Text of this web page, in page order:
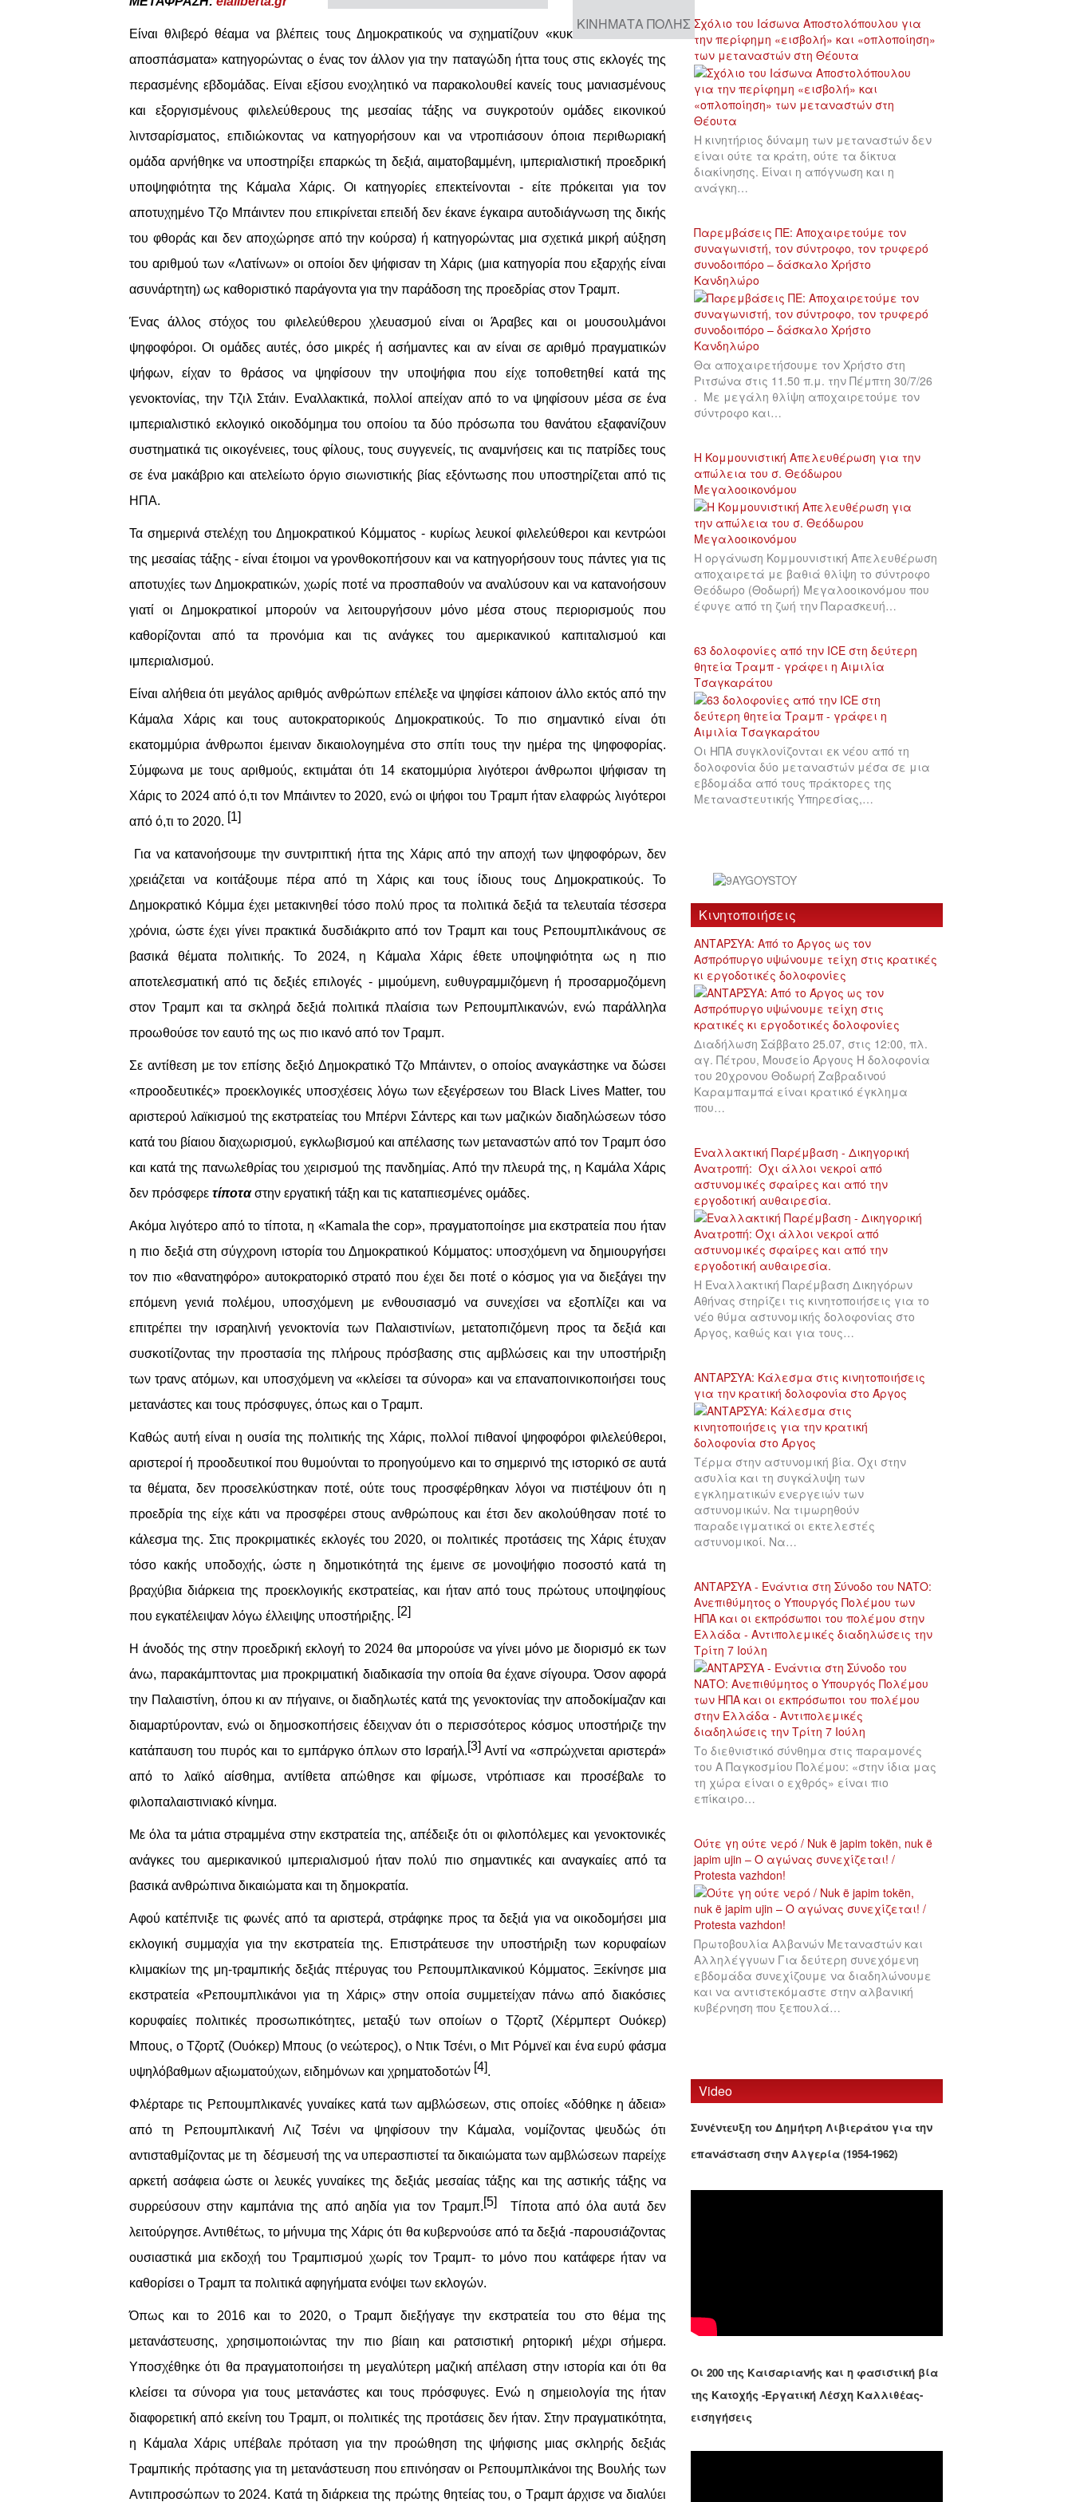
ΚΙΝΉΜΑΤΑ ΠΌΛΗΣ
Είναι θλιβερό θέαμα να βλέπεις τους Δημοκρατικούς να σχηματίζουν «κυκλικά εκτελεστικά
αποσπάσματα» κατηγορώντας ο ένας τον άλλον για την παταγώδη ήττα τους στις εκλογές της
περασμένης εβδομάδας. Είναι εξίσου ενοχλητικό να παρακολουθεί κανείς τους μανιασμένους
και εξοργισμένους φιλελεύθερους της μεσαίας τάξης να συγκροτούν ομάδες εικονικού
λιντσαρίσματος, επιδιώκοντας να κατηγορήσουν και να ντροπιάσουν όποια περιθωριακή
ομάδα αρνήθηκε να υποστηρίξει επαρκώς τη δεξιά, αιματοβαμμένη, ιμπεριαλιστική προεδρική
υποψηφιότητα της Κάμαλα Χάρις. Οι κατηγορίες επεκτείνονται - είτε πρόκειται για τον
αποτυχημένο Τζο Μπάιντεν που επικρίνεται επειδή δεν έκανε έγκαιρα αυτοδιάγνωση της δικής
του φθοράς και δεν αποχώρησε από την κούρσα) ή κατηγορώντας μια σχετικά μικρή αύξηση
του αριθμού των «Λατίνων» οι οποίοι δεν ψήφισαν τη Χάρις (μια κατηγορία που εξαρχής είναι
ασυνάρτητη) ως καθοριστικό παράγοντα για την παράδοση της προεδρίας στον Τραμπ.
Ένας άλλος στόχος του φιλελεύθερου χλευασμού είναι οι Άραβες και οι μουσουλμάνοι
ψηφοφόροι. Οι ομάδες αυτές, όσο μικρές ή ασήμαντες και αν είναι σε αριθμό πραγματικών
ψήφων, είχαν το θράσος να ψηφίσουν την υποψήφια που είχε τοποθετηθεί κατά της
γενοκτονίας, την Τζιλ Στάιν. Εναλλακτικά, πολλοί απείχαν από το να ψηφίσουν μέσα σε ένα
ιμπεριαλιστικό εκλογικό οικοδόμημα του οποίου τα δύο πρόσωπα του θανάτου εξαφανίζουν
συστηματικά τις οικογένειες, τους φίλους, τους συγγενείς, τις αναμνήσεις και τις πατρίδες τους
σε ένα μακάβριο και ατελείωτο όργιο σιωνιστικής βίας εξόντωσης που υποστηρίζεται από τις
ΗΠΑ.
Τα σημερινά στελέχη του Δημοκρατικού Κόμματος - κυρίως λευκοί φιλελεύθεροι και κεντρώοι
της μεσαίας τάξης - είναι έτοιμοι να γρονθοκοπήσουν και να κατηγορήσουν τους πάντες για τις
αποτυχίες των Δημοκρατικών, χωρίς ποτέ να προσπαθούν να αναλύσουν και να κατανοήσουν
γιατί οι Δημοκρατικοί μπορούν να λειτουργήσουν μόνο μέσα στους περιορισμούς που
καθορίζονται από τα προνόμια και τις ανάγκες του αμερικανικού καπιταλισμού και
ιμπεριαλισμού.
Είναι αλήθεια ότι μεγάλος αριθμός ανθρώπων επέλεξε να ψηφίσει κάποιον άλλο εκτός από την
Κάμαλα Χάρις και τους αυτοκρατορικούς Δημοκρατικούς. Το πιο σημαντικό είναι ότι
εκατομμύρια άνθρωποι έμειναν δικαιολογημένα στο σπίτι τους την ημέρα της ψηφοφορίας.
Σύμφωνα με τους αριθμούς, εκτιμάται ότι 14 εκατομμύρια λιγότεροι άνθρωποι ψήφισαν τη
Χάρις το 2024 από ό,τι τον Μπάιντεν το 2020, ενώ οι ψήφοι του Τραμπ ήταν ελαφρώς λιγότεροι
από ό,τι το 2020. [1]
Για να κατανοήσουμε την συντριπτική ήττα της Χάρις από την αποχή των ψηφοφόρων, δεν
χρειάζεται να κοιτάξουμε πέρα από τη Χάρις και τους ίδιους τους Δημοκρατικούς. Το
Δημοκρατικό Κόμμα έχει μετακινηθεί τόσο πολύ προς τα πολιτικά δεξιά τα τελευταία τέσσερα
χρόνια, ώστε έχει γίνει πρακτικά δυσδιάκριτο από τον Τραμπ και τους Ρεπουμπλικάνους σε
βασικά θέματα πολιτικής. Το 2024, η Κάμαλα Χάρις έθετε υποψηφιότητα ως η πιο
αποτελεσματική από τις δεξιές επιλογές - μιμούμενη, ευθυγραμμιζόμενη ή προσαρμοζόμενη
στον Τραμπ και τα σκληρά δεξιά πολιτικά πλαίσια των Ρεπουμπλικανών, ενώ παράλληλα
προωθούσε τον εαυτό της ως πιο ικανό από τον Τραμπ.
Σε αντίθεση με τον επίσης δεξιό Δημοκρατικό Τζο Μπάιντεν, ο οποίος αναγκάστηκε να δώσει
«προοδευτικές» προεκλογικές υποσχέσεις λόγω των εξεγέρσεων του Black Lives Matter, του
αριστερού λαϊκισμού της εκστρατείας του Μπέρνι Σάντερς και των μαζικών διαδηλώσεων τόσο
κατά του βίαιου διαχωρισμού, εγκλωβισμού και απέλασης των μεταναστών από τον Τραμπ όσο
και κατά της πανωλεθρίας του χειρισμού της πανδημίας. Από την πλευρά της, η Καμάλα Χάρις
δεν πρόσφερε τίποταστην εργατική τάξη και τις καταπιεσμένες ομάδες.
Ακόμα λιγότερο από το τίποτα, η «Kamala the cop», πραγματοποίησε μια εκστρατεία που ήταν
η πιο δεξιά στη σύγχρονη ιστορία του Δημοκρατικού Κόμματος: υποσχόμενη να δημιουργήσει
τον πιο «θανατηφόρο» αυτοκρατορικό στρατό που έχει δει ποτέ ο κόσμος για να διεξάγει την
επόμενη γενιά πολέμου, υποσχόμενη με ενθουσιασμό να συνεχίσει να εξοπλίζει και να
επιτρέπει την ισραηλινή γενοκτονία των Παλαιστινίων, μετατοπιζόμενη προς τα δεξιά και
συσκοτίζοντας την προστασία της πλήρους πρόσβασης στις αμβλώσεις και την υποστήριξη
των τρανς ατόμων, και υποσχόμενη να «κλείσει τα σύνορα» και να επαναποινικοποιήσει τους
μετανάστες και τους πρόσφυγες, όπως και ο Τραμπ.
Καθώς αυτή είναι η ουσία της πολιτικής της Χάρις, πολλοί πιθανοί ψηφοφόροι φιλελεύθεροι,
αριστεροί ή προοδευτικοί που θυμούνται το προηγούμενο και το σημερινό της ιστορικό σε αυτά
τα θέματα, δεν προσελκύστηκαν ποτέ, ούτε τους προσφέρθηκαν λόγοι να πιστέψουν ότι η
προεδρία της είχε κάτι να προσφέρει στους ανθρώπους και έτσι δεν ακολούθησαν ποτέ το
κάλεσμα της. Στις προκριματικές εκλογές του 2020, οι πολιτικές προτάσεις της Χάρις έτυχαν
τόσο κακής υποδοχής, ώστε η δημοτικότητά της έμεινε σε μονοψήφιο ποσοστό κατά τη
βραχύβια διάρκεια της προεκλογικής εκστρατείας, και ήταν από τους πρώτους υποψηφίους
που εγκατέλειψαν λόγω έλλειψης υποστήριξης. [2]
Η άνοδός της στην προεδρική εκλογή το 2024 θα μπορούσε να γίνει μόνο με διορισμό εκ των
άνω, παρακάμπτοντας μια προκριματική διαδικασία την οποία θα έχανε σίγουρα. Όσον αφορά
την Παλαιστίνη, όπου κι αν πήγαινε, οι διαδηλωτές κατά της γενοκτονίας την αποδοκίμαζαν και
διαμαρτύρονταν, ενώ οι δημοσκοπήσεις έδειχναν ότι ο περισσότερος κόσμος υποστήριζε την
κατάπαυση του πυρός και το εμπάργκο όπλων στο Ισραήλ.[3] Αντί να «σπρώχνεται αριστερά»
από το λαϊκό αίσθημα, αντίθετα απώθησε και φίμωσε, ντρόπιασε και προσέβαλε το
φιλοπαλαιστινιακό κίνημα.
Με όλα τα μάτια στραμμένα στην εκστρατεία της, απέδειξε ότι οι φιλοπόλεμες και γενοκτονικές
ανάγκες του αμερικανικού ιμπεριαλισμού ήταν πολύ πιο σημαντικές και αναγκαίες από τα
βασικά ανθρώπινα δικαιώματα και τη δημοκρατία.
Αφού κατέπνιξε τις φωνές από τα αριστερά, στράφηκε προς τα δεξιά για να οικοδομήσει μια
εκλογική συμμαχία για την εκστρατεία της. Επιστράτευσε την υποστήριξη των κορυφαίων
κλιμακίων της μη-τραμπικής δεξιάς πτέρυγας του Ρεπουμπλικανικού Κόμματος. Ξεκίνησε μια
εκστρατεία «Ρεπουμπλικάνοι για τη Χάρις» στην οποία συμμετείχαν πάνω από διακόσιες
κορυφαίες πολιτικές προσωπικότητες, μεταξύ των οποίων ο Τζορτζ (Χέρμπερτ Ουόκερ)
Μπους, ο Τζορτζ (Ουόκερ) Μπους (ο νεώτερος), ο Ντικ Τσένι, ο Μιτ Ρόμνεϊ και ένα ευρύ φάσμα
υψηλόβαθμων αξιωματούχων, ειδημόνων και χρηματοδοτών [4].
Φλέρταρε τις Ρεπουμπλικανές γυναίκες κατά των αμβλώσεων, στις οποίες «δόθηκε η άδεια»
από τη Ρεπουμπλικανή Λιζ Τσένι να ψηφίσουν την Κάμαλα, νομίζοντας ψευδώς ότι
αντισταθμίζοντας με τη δέσμευσή της να υπερασπιστεί τα δικαιώματα των αμβλώσεων παρείχε
αρκετή ασάφεια ώστε οι λευκές γυναίκες της δεξιάς μεσαίας τάξης και της αστικής τάξης να
συρρεύσουν στην καμπάνια της από αηδία για τον Τραμπ.[5]
Τίποτα από όλα αυτά δεν
λειτούργησε. Αντιθέτως, το μήνυμα της Χάρις ότι θα κυβερνούσε από τα δεξιά -παρουσιάζοντας
ουσιαστικά μια εκδοχή του Τραμπισμού χωρίς τον Τραμπ- το μόνο που κατάφερε ήταν να
καθορίσει ο Τραμπ τα πολιτικά αφηγήματα ενόψει των εκλογών.
Όπως και το 2016 και το 2020, ο Τραμπ διεξήγαγε την εκστρατεία του στο θέμα της
μετανάστευσης, χρησιμοποιώντας την πιο βίαιη και ρατσιστική ρητορική μέχρι σήμερα.
Υποσχέθηκε ότι θα πραγματοποιήσει τη μεγαλύτερη μαζική απέλαση στην ιστορία και ότι θα
κλείσει τα σύνορα για τους μετανάστες και τους πρόσφυγες. Ενώ η σημειολογία της ήταν
διαφορετική από εκείνη του Τραμπ, οι πολιτικές της προτάσεις δεν ήταν. Στην πραγματικότητα,
η Κάμαλα Χάρις υπέβαλε πρόταση για την προώθηση της ψήφισης μιας σκληρής δεξιάς
Τραμπικής πρότασης για τη μετανάστευση που επινόησαν οι Ρεπουμπλικάνοι της Βουλής των
Αντιπροσώπων το 2024. Κατά τη διάρκεια της πρώτης θητείας του, ο Τραμπ άρχισε να διαλύει
Σχόλιο του Ιάσωνα Αποστολόπουλου για
την περίφημη «εισβολή» και «οπλοποίηση»
των μεταναστών στη Θέουτα
Η κινητήριος δύναμη των μεταναστών δεν
είναι ούτε τα κράτη, ούτε τα δίκτυα
διακίνησης. Είναι η απόγνωση και η
ανάγκη…
Παρεμβάσεις ΠΕ: Αποχαιρετούμε τον
συναγωνιστή, τον σύντροφο, τον τρυφερό
συνοδοιπόρο – δάσκαλο Χρήστο
Κανδηλώρο
Θα αποχαιρετήσουμε τον Χρήστο στη
Ριτσώνα στις 11.50 π.μ. την Πέμπτη 30/7/26
. Με μεγάλη θλίψη αποχαιρετούμε τον
σύντροφο και…
Η Κομμουνιστική Απελευθέρωση για την
απώλεια του σ. Θεόδωρου
Μεγαλοοικονόμου
Η οργάνωση Κομμουνιστική Απελευθέρωση
αποχαιρετά με βαθιά θλίψη το σύντροφο
Θεόδωρο (Θοδωρή) Μεγαλοοικονόμου που
έφυγε από τη ζωή την Παρασκευή…
63 δολοφονίες από την ICE στη δεύτερη
θητεία Τραμπ - γράφει η Αιμιλία
Τσαγκαράτου
Οι ΗΠΑ συγκλονίζονται εκ νέου από τη
δολοφονία δύο μεταναστών μέσα σε μια
εβδομάδα από τους πράκτορες της
Μεταναστευτικής Υπηρεσίας,…
Κινητοποιήσεις
ΑΝΤΑΡΣΥΑ: Από το Άργος ως τον
Ασπρόπυργο υψώνουμε τείχη στις κρατικές
κι εργοδοτικές δολοφονίες
Διαδήλωση Σάββατο 25.07, στις 12:00, πλ.
αγ. Πέτρου, Μουσείο Άργους Η δολοφονία
του 20χρονου Θοδωρή Ζαβραδινού
Καραμπαμπά είναι κρατικό έγκλημα
που…
Εναλλακτική Παρέμβαση - Δικηγορική
Ανατροπή: Όχι άλλοι νεκροί από
αστυνομικές σφαίρες και από την
εργοδοτική αυθαιρεσία.
Η Εναλλακτική Παρέμβαση Δικηγόρων
Αθήνας στηρίζει τις κινητοποιήσεις για το
νέο θύμα αστυνομικής δολοφονίας στο
Άργος, καθώς και για τους…
ΑΝΤΑΡΣΥΑ: Κάλεσμα στις κινητοποιήσεις
για την κρατική δολοφονία στο Άργος
Τέρμα στην αστυνομική βία. Όχι στην
ασυλία και τη συγκάλυψη των
εγκληματικών ενεργειών των
αστυνομικών. Να τιμωρηθούν
παραδειγματικά οι εκτελεστές
αστυνομικοί. Να…
ΑΝΤΑΡΣΥΑ - Ενάντια στη Σύνοδο του ΝΑΤΟ:
Ανεπιθύμητος ο Υπουργός Πολέμου των
ΗΠΑ και οι εκπρόσωποι του πολέμου στην
Ελλάδα - Αντιπολεμικές διαδηλώσεις την
Τρίτη 7 Ιούλη
Το διεθνιστικό σύνθημα στις παραμονές
του Α Παγκοσμίου Πολέμου: «στην ίδια μας
τη χώρα είναι ο εχθρός» είναι πιο
επίκαιρο…
Ούτε γη ούτε νερό / Nuk ë japim tokën, nuk ë
japim ujin – Ο αγώνας συνεχίζεται! /
Protesta vazhdon!
Πρωτοβουλία Αλβανών Μεταναστών και
Αλληλέγγυων Για δεύτερη συνεχόμενη
εβδομάδα συνεχίζουμε να διαδηλώνουμε
και να αντιστεκόμαστε στην αλβανική
κυβέρνηση που ξεπουλά…
Video
Συνέντευξη του Δημήτρη Λιβιεράτου για την
επανάσταση στην Αλγερία (1954-1962)
Οι 200 της Καισαριανής και η φασιστική βία
της Κατοχής -Εργατική Λέσχη Καλλιθέας-
εισηγήσεις